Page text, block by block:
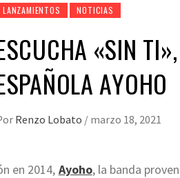
LANZAMIENTOS NOTICIAS
«SIN
AYOHO
Renzo Lobato / marzo 18, 2021
en 2014, Ayoho, la banda